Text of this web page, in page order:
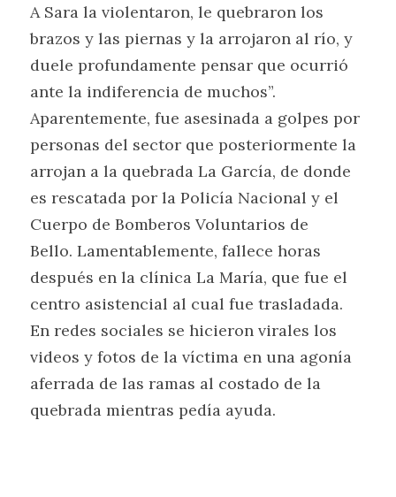
A Sara la violentaron, le quebraron los
brazos y las piernas y la arrojaron al río, y
duele profundamente pensar que ocurrió
ante la indiferencia de muchos”.
Aparentemente, fue asesinada a golpes por
personas del sector que posteriormente la
arrojan a la quebrada La García, de donde
es rescatada por la Policía Nacional y el
Cuerpo de Bomberos Voluntarios de
Bello. Lamentablemente, fallece horas
después en la clínica La María, que fue el
centro asistencial al cual fue trasladada.
En redes sociales se hicieron virales los
videos y fotos de la víctima en una agonía
aferrada de las ramas al costado de la
quebrada mientras pedía ayuda.